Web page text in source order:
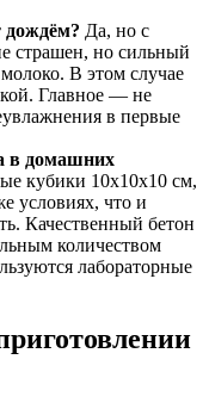
дождём? Да, но с
страшен, но сильный
В этом случае
Главное — не
в первые
в домашних
кубики 10x10x10 см,
условиях, что и
Качественный бетон
количеством
лабораторные